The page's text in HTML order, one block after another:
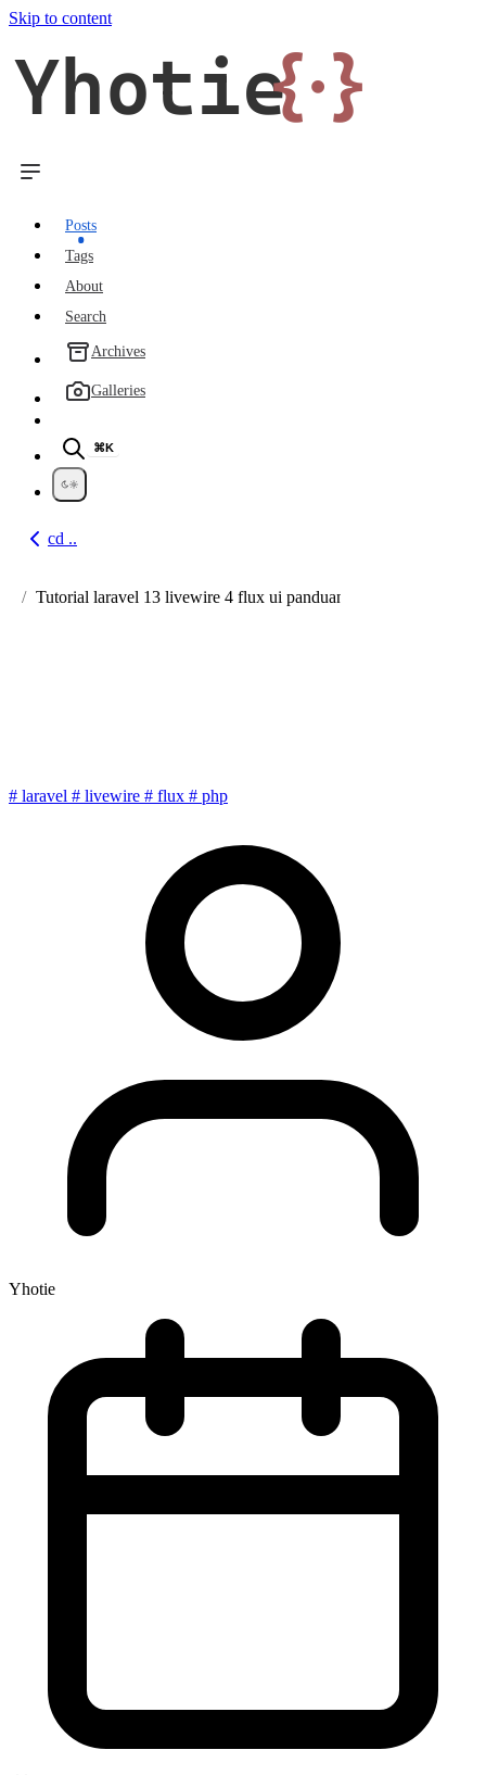
Skip to content
Yhotie{·}
Posts
Tags
About
Search
Archives
Galleries
⌘K
cd ..
Go back
Tutorial laravel 13 livewire 4 flux ui panduan lengkap crud
# laravel # livewire # flux # php
Yhotie